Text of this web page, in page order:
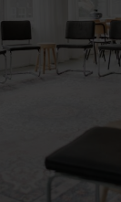
bij het kennen